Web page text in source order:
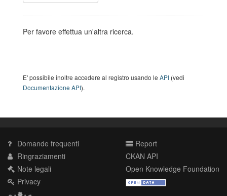
Per favore effettua un'altra ricerca.
E' possibile inoltre accedere al registro usando le API (vedi
Documentazione API).
Domande frequenti
Ringraziamenti
Note legali
Privacy
Report
CKAN API
Open Knowledge Foundation